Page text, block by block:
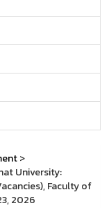
>
University:
Faculty of
2026